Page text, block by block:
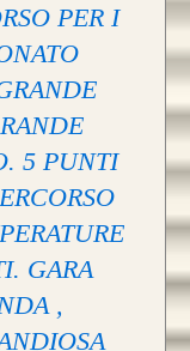
PER I
5 PUNTI
GARA
,